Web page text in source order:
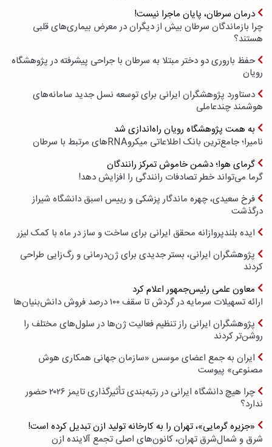
درمان سرطان، پایان ماجرا نیست!
چرا بازماندگان سرطان بیش از دیگران در معرض بیماری‌های قلبی
هستند؟
حفظ باروری دو دختر مبتلا به سرطان با جراحی پیشرفته در پژوهشگاه
رویان
دستاورد پژوهشگران ایرانی برای توسعه نسل جدید سامانه‌های
هوشمند چندعاملی
به همت پژوهشگاه رویان راه‌اندازی شد
نامیرا؛ جامع‌ترین بانک اطلاعاتی میکروRNAهای مرتبط با سرطان
گرمای هوا؛ دشمن خاموش تمرکز رانندگان
گرما می‌تواند خطر تصادفات رانندگی را افزایش دهد!
فرخ سعیدی، چهره ماندگار پزشکی و رییس اسبق دانشگاه شیراز
درگذشت
ایده بلندپروازانه محقق ایرانی برای ساخت و ساز در ماه با کمک لیزر
پژوهشگران ایرانی، بستر جدیدی برای ژن‌درمانی و رگ‌زایی طراحی
کردند
معاون علمی رئیس‌جمهور اعلام کرد
ارائه تسهیلات سرمایه در گردش تا سقف ۱۰۰ درصد فروش دانش‌بنیان‌ها
پژوهشگران ایرانی راز تنظیم فعالیت ژن‌ها در سلول‌های مختلف را
روشن‌تر کردند
ایران به جمع اعضای موسس «سازمان جهانی همکاری هوش
مصنوعی» پیوست
چرا هیچ دانشگاه ایرانی در رتبه‌بندی تأثیرگذاری تایمز ۲۰۲۶ حضور
ندارد؟
«جزیره گرمایی»، تهران را به کارخانه تولید ازن تبدیل کرده است!
شرق و شمال‌شرق تهران، کانون‌های اصلی تجمع آلاینده ازن